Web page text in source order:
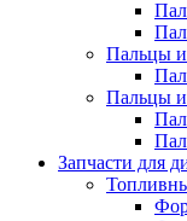
Пальцы и
Пальцы и
Запчасти для